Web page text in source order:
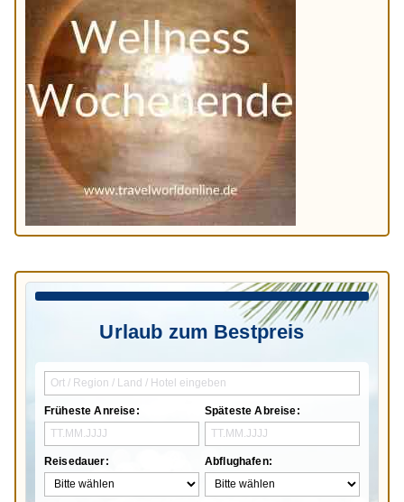
Urlaub zum Bestpreis
Früheste Anreise:
Reisedauer:
Späteste Abreise:
Abflughafen: